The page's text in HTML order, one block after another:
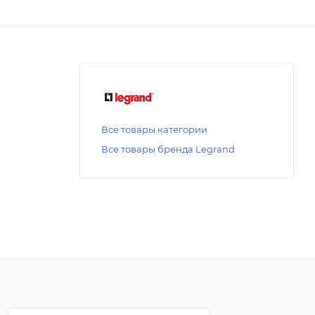
Все товары категории
Все товары бренда Legrand